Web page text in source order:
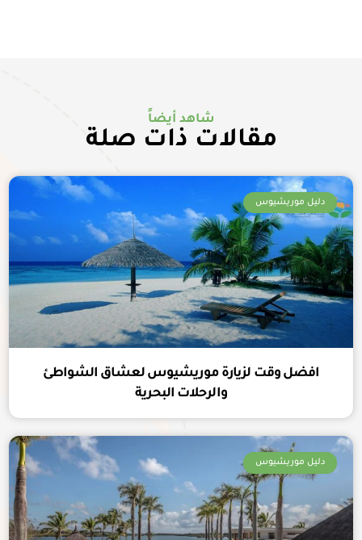
شاهد أيضاً
مقالات ذات صلة
دليل موريشيوس
افضل وقت لزيارة موريشيوس لعشاق الشواطئ
والرحلات البحرية
دليل موريشيوس